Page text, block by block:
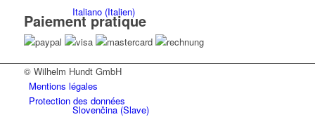
Italiano(Italien)
Slovenčina(Slave)
Paiement pratique
© Wilhelm Hundt GmbH
Mentions légales
Protection des données